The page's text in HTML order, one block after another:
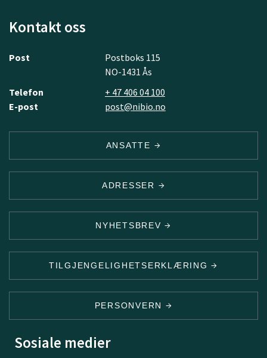
Kontakt oss
Post
Postboks 115
NO-1431 Ås
Telefon
+ 47 406 04 100
E-post
post@nibio.no
ANSATTE
ADRESSER
NYHETSBREV
TILGJENGELIGHETSERKLÆRING
PERSONVERN
Sosiale medier